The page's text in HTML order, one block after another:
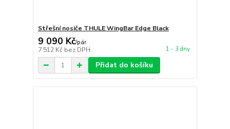
Střešní nosiče THULE WingBar Edge Black
9 090 Kč/pár
7 512 Kč bez DPH 1 - 3 dny
Přidat do košíku